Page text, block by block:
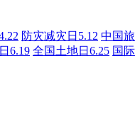
防灾减灾日5.12 中国
6.19 全国土地日6.25 国